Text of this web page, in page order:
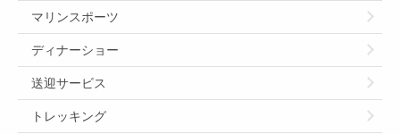
マリンスポーツ
ディナーショー
送迎サービス
トレッキング